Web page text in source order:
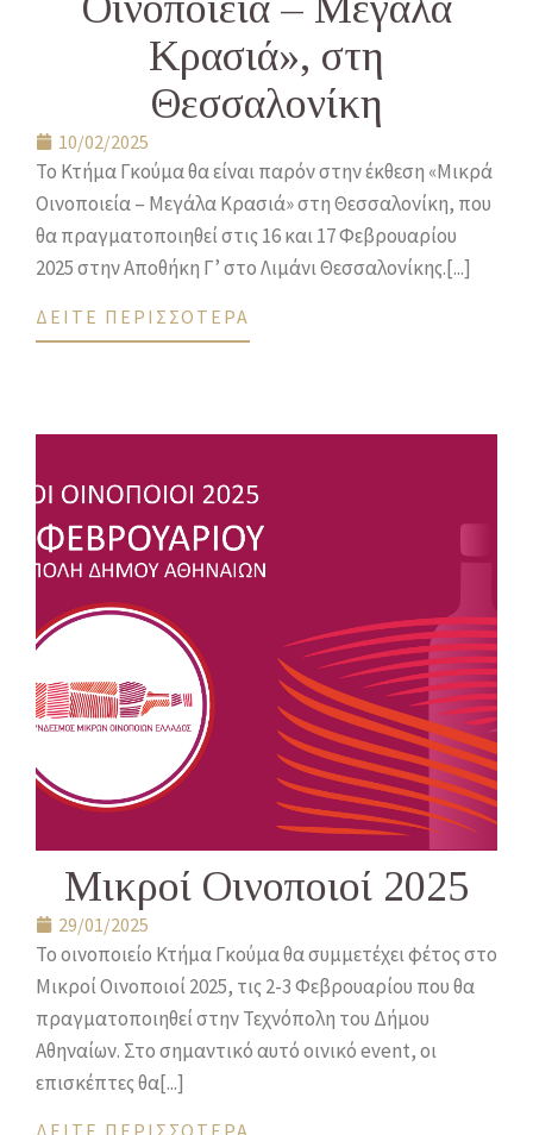
Κρασιά», στη
Θεσσαλονίκη
10/02/2025
Το Κτήμα Γκούμα θα είναι παρόν στην έκθεση «Μικρά
Οινοποιεία – Μεγάλα Κρασιά» στη Θεσσαλονίκη, που
θα πραγματοποιηθεί στις 16 και 17 Φεβρουαρίου
2025 στην Αποθήκη Γ’ στο Λιμάνι Θεσσαλονίκης.[...]
ΔΕΙΤΕ ΠΕΡΙΣΣΟΤΕΡΑ
Μικροί Οινοποιοί 2025
29/01/2025
Το οινοποιείο Κτήμα Γκούμα θα συμμετέχει φέτος στο
Μικροί Οινοποιοί 2025, τις 2-3 Φεβρουαρίου που θα
πραγματοποιηθεί στην Τεχνόπολη του Δήμου
Αθηναίων. Στο σημαντικό αυτό οινικό event, οι
επισκέπτες θα[...]
ΔΕΙΤΕ ΠΕΡΙΣΣΟΤΕΡΑ